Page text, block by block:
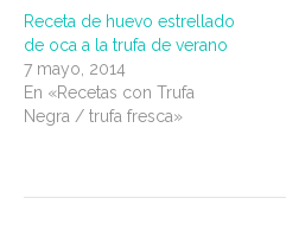
Receta de huevo estrellado
de oca a la trufa de verano
7 mayo, 2014
En «Recetas con Trufa
Negra / trufa fresca»